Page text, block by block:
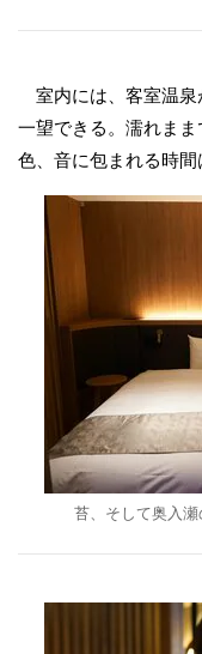
室内には、客室温泉
一望できる。濡れま
色、音に包まれる時間
苔、そして奥入